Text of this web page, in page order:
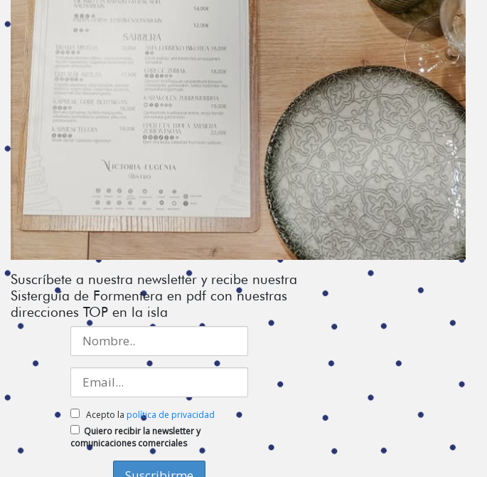
Suscríbete a nuestra newsletter y recibe nuestra
Sisterguía de Formentera en pdf con nuestras
direcciones TOP en la isla
Acepto la política de privacidad
Quiero recibir la newsletter y
comunicaciones comerciales